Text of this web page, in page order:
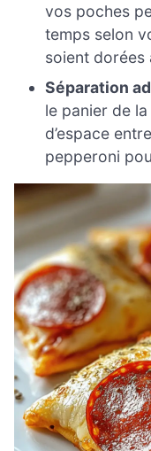
vos poches
temps selon
soient dorées
Séparation
le panier de
d’espace
pepperoni